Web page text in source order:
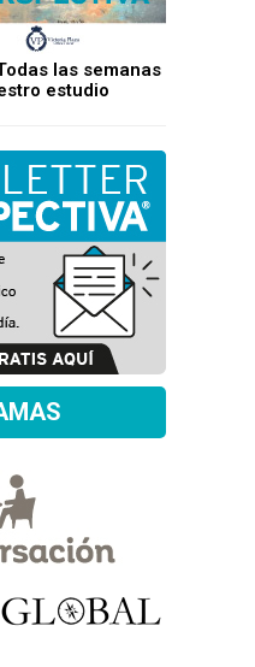
las semanas
estudio